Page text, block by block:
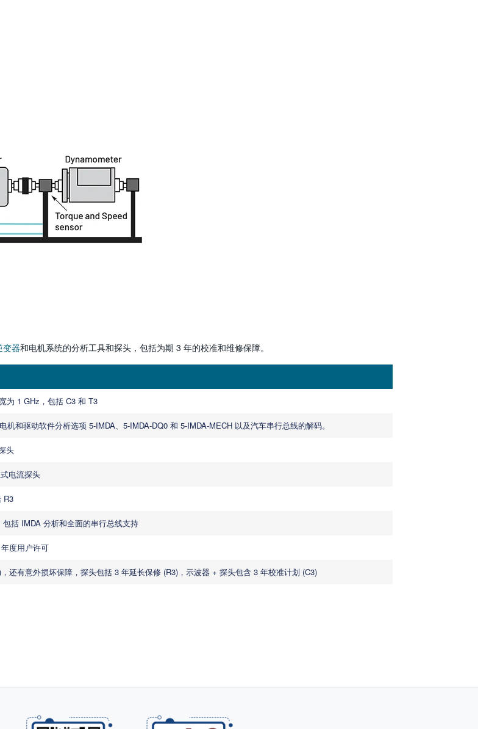
变器和电机系统的分析工具和探头，包括为期 3 年的校准和维修保障。
为 1 GHz，包括 C3 和 T3
机和驱动软件分析选项 5-IMDA、5-IMDA-DQ0 和 5-IMDA-MECH 以及汽车串行总线的解码。
头
电流探头
R3
括 IMDA 分析和全面的串行总线支持
度用户许可
还有意外损坏保障，探头包括 3 年延长保修 (R3)，示波器 + 探头包含 3 年校准计划 (C3)